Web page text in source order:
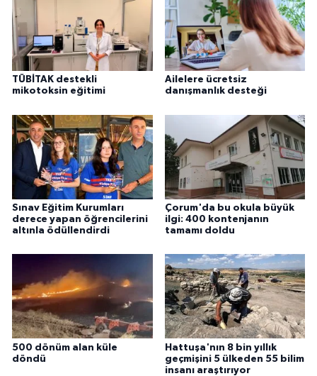
TÜBİTAK destekli
mikotoksin eğitimi
Ailelere ücretsiz
danışmanlık desteği
Sınav Eğitim Kurumları
derece yapan öğrencilerini
altınla ödüllendirdi
Çorum'da bu okula büyük
ilgi: 400 kontenjanın
tamamı doldu
500 dönüm alan küle
döndü
Hattuşa'nın 8 bin yıllık
geçmişini 5 ülkeden 55 bilim
insanı araştırıyor